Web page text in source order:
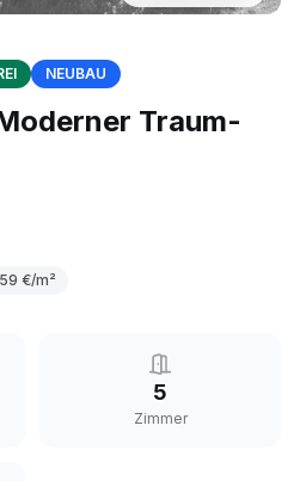
NEUBAU
Traum-
€/m²
5
Zimmer